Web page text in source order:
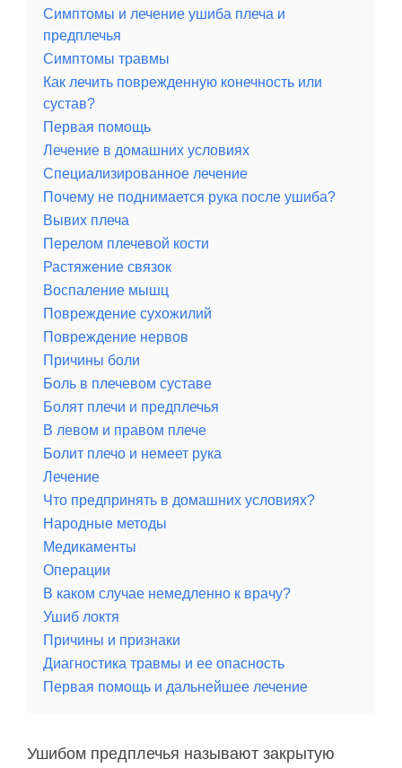
Симптомы и лечение ушиба плеча и
предплечья
Симптомы травмы
Как лечить поврежденную конечность или
сустав?
Первая помощь
Лечение в домашних условиях
Специализированное лечение
Почему не поднимается рука после ушиба?
Вывих плеча
Перелом плечевой кости
Растяжение связок
Воспаление мышц
Повреждение сухожилий
Повреждение нервов
Причины боли
Боль в плечевом суставе
Болят плечи и предплечья
В левом и правом плече
Болит плечо и немеет рука
Лечение
Что предпринять в домашних условиях?
Народные методы
Медикаменты
Операции
В каком случае немедленно к врачу?
Ушиб локтя
Причины и признаки
Диагностика травмы и ее опасность
Первая помощь и дальнейшее лечение
Ушибом предплечья называют закрытую